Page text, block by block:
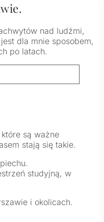
nad ludźmi,
dla mnie sposobem,
po latach.
są ważne
stają się takie.
studyjną, w
i okolicach.